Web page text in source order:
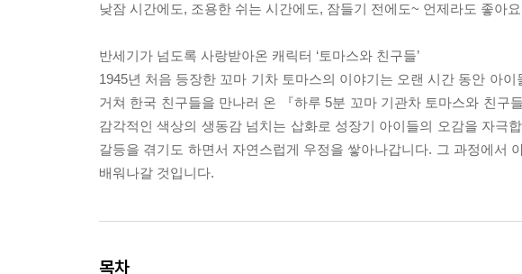
낮잠 시간에도, 조용한 쉬는 시간에도, 잠들기 전에도~ 언제라도 좋아
반세기가 넘도록 사랑받아온 캐릭터 ‘토마스와 친구들’
1945년 처음 등장한 꼬마 기차 토마스의 이야기는 오랜 시간 동안 아
거쳐 한국 친구들을 만나러 온 『하루 5분 꼬마 기관차 토마스와 친
감각적인 색상의 생동감 넘치는 삽화로 성장기 아이들의 오감을 자극
갈등을 겪기도 하면서 자연스럽게 우정을 쌓아나갑니다. 그 과정에서
배워나갈 것입니다.
목차